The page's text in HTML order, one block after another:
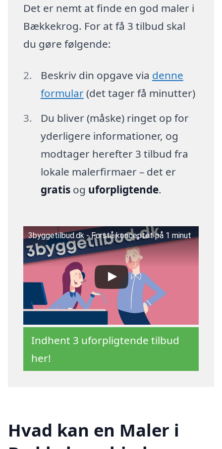
Det er nemt at finde en god maler i
Bækkekrog. For at få 3 tilbud skal
du gøre følgende:
Beskriv din opgave via denne
formular(det tager få minutter)
Du bliver (måske) ringet op for
yderligere informationer, og
modtager herefter 3 tilbud fra
lokale malerfirmaer – det er
gratisog uforpligtende.
3byggetilbud.dk - Forstå konceptet på 1 minut
Indhent 3 uforpligtende tilbud
her!
Hvad kan en Maler i